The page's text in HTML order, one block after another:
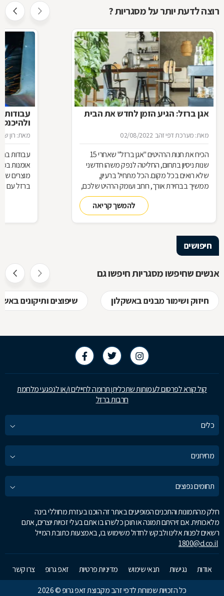
רוצה לדעת יותר על מסגריות ?
אגן ברזל: הגיע הזמן לחדש את הבית
מאת: מערכת דפי זהב 02/08/2022
הכירו את חנות הרהיטים ''אגן ברזל'' שאחרי 15
שנות ניסיון בתחום, החליטה לנפק משהו חדשני
שלא רואים בכל מקום. הכל מתחיל ברעיון,
ממשיך בבחירת אורך, רוחב ועומק הרהיט שלכם,
ממשיך בייצור מקורי ממיטב חומרי הגלם ומסתיים
ביצירת הפתרון המרשים והמעשי ביותר עבורכם
להמשך קריאה
עבודות
מאת: רון
עבודות
אומנות
מוצרים
ברזל עם
חיפושים
אנשים שחיפשו מסגריות חיפשו גם
חיזוק ושימור מבנים באשקלון שיפוצים ותיקונים
קול קורא לפרסום לעמותות שתכליתן תרומה לחיילים ו/או לנפגעי מלחמת
חרבות ברזל
כלים
מחירונים
תחומים נפוצים
חלק מהתמונות והתכנים המופיעים באתר זה הוכנו בעזרת מחוללי בינה
מלאכותית. אם זיהיתם תמונה או תוכן כלשהו בו אתם בעלי זכויות יוצרים, אתם
רשאים לפנות אלינו ולבקש לחדול משימוש בו, באמצעות כתובת המייל
1800@d.co.il
אודות נגישות תנאי שימוש מדיניות פרטיות זאפ גרופ
צרו קשר
כל הזכויות שמורות לדפי זהב מקבוצת זאפ גרופ © 2026